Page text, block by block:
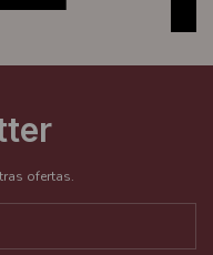
ofertas.